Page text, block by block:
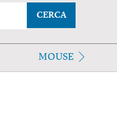
CERCA
MOUSE